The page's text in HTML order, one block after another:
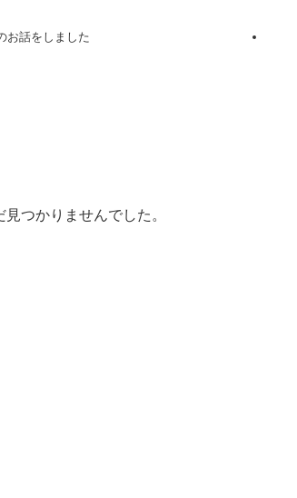
お話をしました
つかりませんでした。